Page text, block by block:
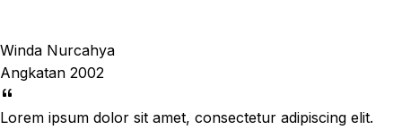
Winda Nurcahya
Angkatan 2002
Lorem ipsum dolor sit amet, consectetur adipiscing elit.